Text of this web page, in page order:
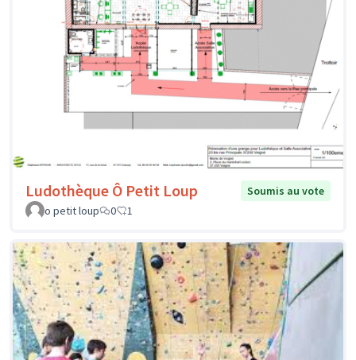
Ludothèque Ô Petit Loup
Soumis au vote
o petit loup
0 1